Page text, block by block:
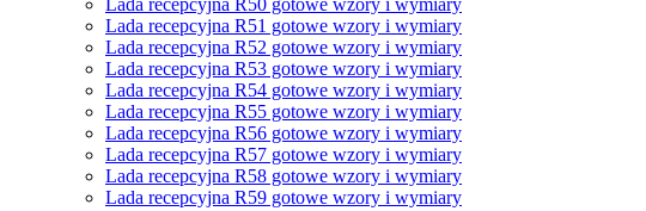
Lada recepcyjna R50 gotowe wzory i wymiary
Lada recepcyjna R51 gotowe wzory i wymiary
Lada recepcyjna R52 gotowe wzory i wymiary
Lada recepcyjna R53 gotowe wzory i wymiary
Lada recepcyjna R54 gotowe wzory i wymiary
Lada recepcyjna R55 gotowe wzory i wymiary
Lada recepcyjna R56 gotowe wzory i wymiary
Lada recepcyjna R57 gotowe wzory i wymiary
Lada recepcyjna R58 gotowe wzory i wymiary
Lada recepcyjna R59 gotowe wzory i wymiary